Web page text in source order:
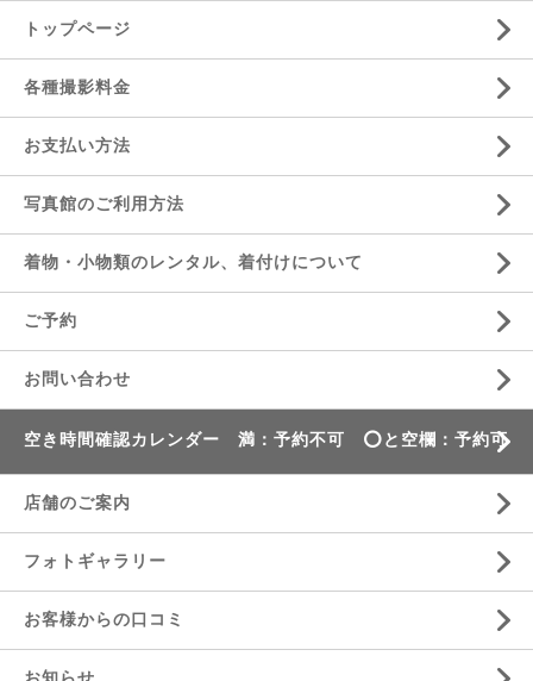
トップページ
各種撮影料金
お支払い方法
写真館のご利用方法
着物・小物類のレンタル、着付けについて
ご予約
お問い合わせ
空き時間確認カレンダー 満：予約不可 ⭕️と空欄：予約可
店舗のご案内
フォトギャラリー
お客様からの口コミ